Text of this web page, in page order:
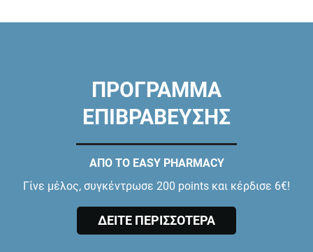
ΠΡΟΓΡΑΜΜΑ
ΕΠΙΒΡΑΒΕΥΣΗΣ
ΑΠΟ ΤΟ EASY PHARMACY
Γίνε μέλος, συγκέντρωσε 200 points και κέρδισε 6€!
ΔΕΙΤΕ ΠΕΡΙΣΣΟΤΕΡΑ